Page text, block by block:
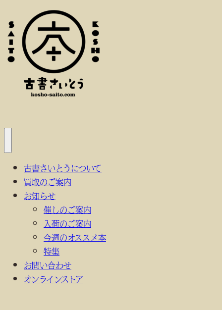
容
を
ス
キ
ュ
を
開
古書さいとうについて
買取のご案内
お知らせ
催しのご案内
入荷のご案内
今週のオススメ本
特集
お問い合わせ
オンラインストア